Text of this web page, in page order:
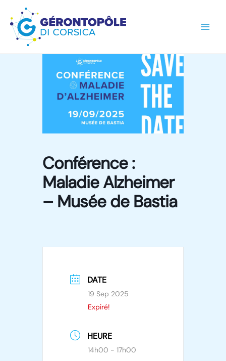
contenu
Conférence :
Maladie Alzheimer
– Musée de Bastia
DATE
19 Sep 2025
Expiré!
HEURE
14h00 - 17h00